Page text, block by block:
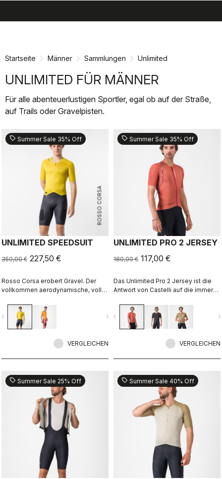
Startseite Männer Sammlungen Unlimited
UNLIMITED FÜR MÄNNER
Für alle abenteuerlustigen Sportler, egal ob auf der Straße,
auf Trails oder Gravelpisten.
ROSSO CORSA
sell Summer Sale 35% Off
UNLIMITED SPEEDSUIT
350,00 € 227,50 €
Rosso Corsa erobert Gravel. Der
vollkommen aerodynamische, voll
navigate_next
VERGLEICHEN
sell Summer Sale 35% Off
UNLIMITED PRO 2 JERSEY
180,00 € 117,00 €
Das Unlimited Pro 2 Jersey ist die
Antwort von Castelli auf die immer
von Gravel-Fahrern, die alles aus
ihrer Ausrüstung herausholen
möchten, ohne dabei den Geist des
navigate_before
VERGLEICHEN
sell Summer Sale 25% Off sell Summer Sale 40% Off